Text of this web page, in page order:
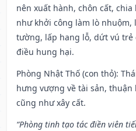
nên xuất hành, chôn cất,
như khởi công làm lò nhuộm,
tường, lấp hang lỗ, dứt vú trẻ
điều hung hại.
Phòng Nhật Thố (con thỏ):
hưng vượng về tài sản,
cũng như xây cất.
“Phòng tinh tạo tác điền viên